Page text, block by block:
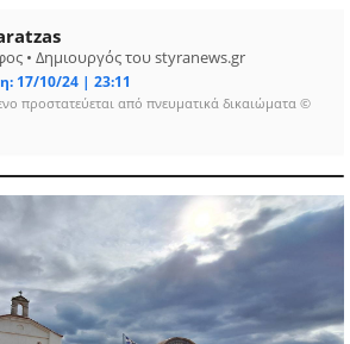
• Δημιουργός του styranews.gr
17/10/24 | 23:11
προστατεύεται από πνευματικά δικαιώματα ©